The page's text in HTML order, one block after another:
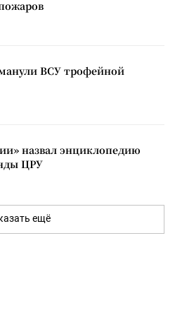
ВСУ трофейной
назвал энциклопедию
ЦРУ
ещё